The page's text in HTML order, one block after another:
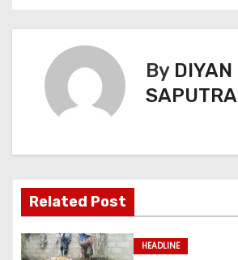
By DIYAN
SAPUTRA
Related Post
HEADLINE